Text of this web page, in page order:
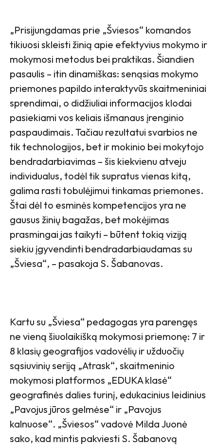
„Prisijungdamas prie „Šviesos“ komandos
tikiuosi skleisti žinią apie efektyvius mokymo ir
mokymosi metodus bei praktikas. Šiandien
pasaulis – itin dinamiškas: senąsias mokymo
priemones papildo interaktyvūs skaitmeniniai
sprendimai, o didžiuliai informacijos klodai
pasiekiami vos keliais išmanaus įrenginio
paspaudimais. Tačiau rezultatui svarbios ne
tik technologijos, bet ir mokinio bei mokytojo
bendradarbiavimas – šis kiekvienu atveju
individualus, todėl tik supratus vienas kitą,
galima rasti tobulėjimui tinkamas priemones.
Štai dėl to esminės kompetencijos yra ne
gausus žinių bagažas, bet mokėjimas
prasmingai jas taikyti – būtent tokią viziją
siekiu įgyvendinti bendradarbiaudamas su
„Šviesa“, – pasakoja S. Šabanovas.
Kartu su „Šviesa“ pedagogas yra parengęs
ne vieną šiuolaikišką mokymosi priemonę: 7 ir
8 klasių geografijos vadovėlių ir užduočių
sąsiuvinių seriją „Atrask“, skaitmeninio
mokymosi platformos „EDUKA klasė“
geografinės dalies turinį, edukacinius leidinius
„Pavojus jūros gelmėse“ ir „Pavojus
kalnuose“. „Šviesos“ vadovė Milda Juonė
sako, kad mintis pakviesti S. Šabanovą